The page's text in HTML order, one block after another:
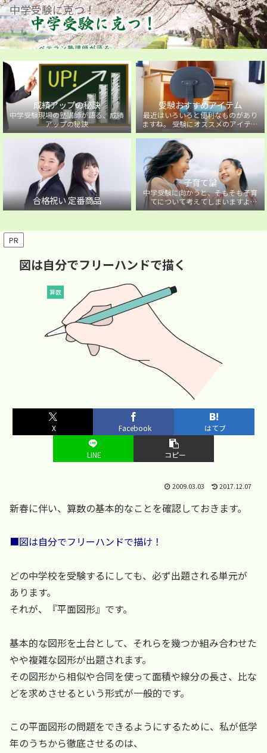
中学受験に克つ！
成績アップの秘訣
中学受験現場の塾講師が語る、成績
アップの秘訣
受験おすすめアイテム
最近はいろいろと便利なものがあり
ますね。 受験にオススメのアイテム
を紹介しています。
合格祝い 定番商品
子育て論
中学受験に向かうと、そもそも子育
てについて考えてしまいますよ
ね・・・。中学受験に向かうお子様
PR
図は自分でフリーハンドで描く
算数
X Facebook はてブ
LINE コピー
2009.03.03 2017.12.07
新春に伴い、算数の基本的なことを確認しておきます。
■図は自分でフリーハンドで描け！
どの中学校を受験するにしても、必ず出題される単元が
あります。
それが、『平面図形』です。
基本的な図形を土台として、それらを幾つか組み合わせた
やや複雑な図形が出題されます。
その図形から相似や合同を使って面積や線分の長さ、比な
どを求めさせるという形式が一般的です。
この平面図形の問題をできるようにするために、私が低学
年のうちから徹底させるのは、